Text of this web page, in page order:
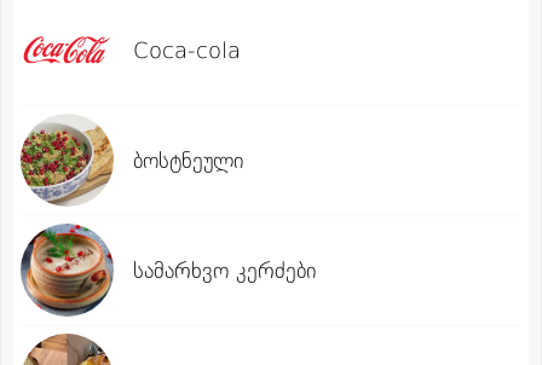
Coca-cola
ბოსტნეული
სამარხვო კერძები